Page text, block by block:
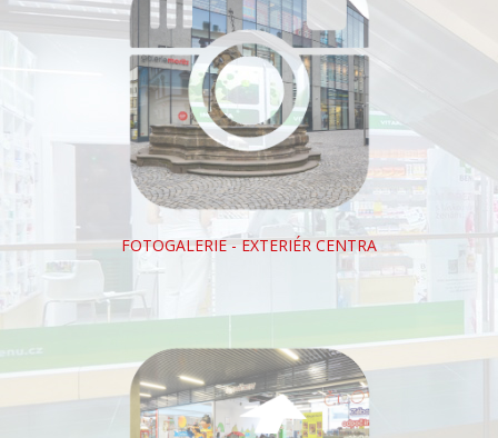
FOTOGALERIE - EXTERIÉR CENTRA